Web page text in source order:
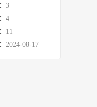
3
4
11
2024-08-17